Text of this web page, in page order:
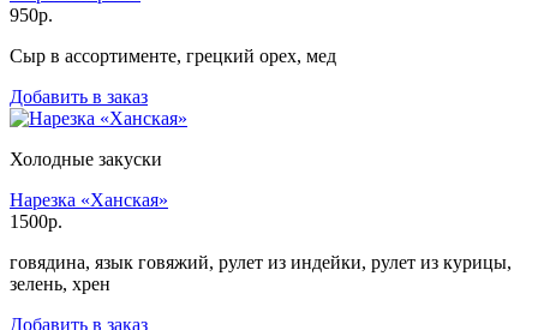
950р.
Сыр в ассортименте, грецкий орех, мед
Добавить в заказ
Холодные закуски
Нарезка «Ханская»
1500р.
говядина, язык говяжий, рулет из индейки, рулет из курицы,
зелень, хрен
Добавить в заказ